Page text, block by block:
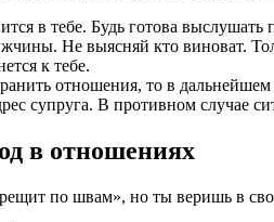
в тебе. Будь готова выслушать
Не выясняй кто виноват.
к тебе.
отношения, то в
супруга. В противном случае
в отношениях
по швам», но ты веришь в